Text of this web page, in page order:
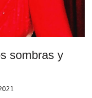
sombras y